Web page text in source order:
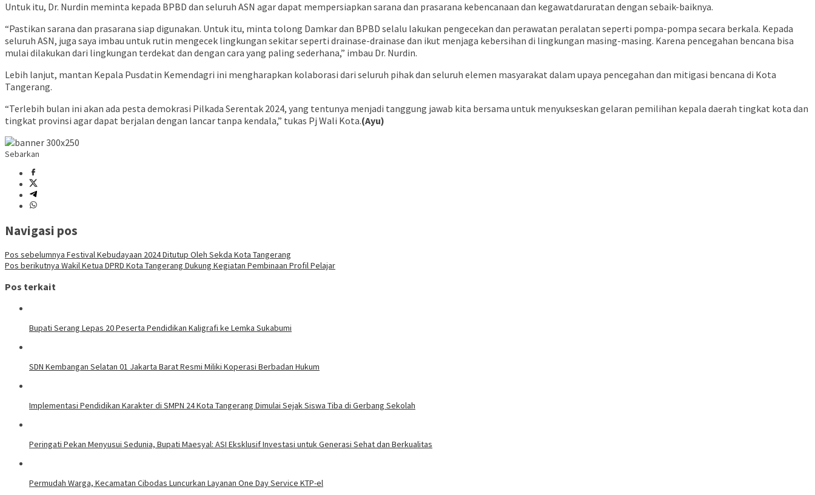
Untuk itu, Dr. Nurdin meminta kepada BPBD dan seluruh ASN agar dapat mempersiapkan sarana dan prasarana kebencanaan dan kegawatdaruratan dengan sebaik-baiknya.
“Pastikan sarana dan prasarana siap digunakan. Untuk itu, minta tolong Damkar dan BPBD selalu lakukan pengecekan dan perawatan peralatan seperti pompa-pompa secara berkala. Kepada
seluruh ASN, juga saya imbau untuk rutin mengecek lingkungan sekitar seperti drainase-drainase dan ikut menjaga kebersihan di lingkungan masing-masing. Karena pencegahan bencana bisa
mulai dilakukan dari lingkungan terdekat dan dengan cara yang paling sederhana,” imbau Dr. Nurdin.
Lebih lanjut, mantan Kepala Pusdatin Kemendagri ini mengharapkan kolaborasi dari seluruh pihak dan seluruh elemen masyarakat dalam upaya pencegahan dan mitigasi bencana di Kota
Tangerang.
“Terlebih bulan ini akan ada pesta demokrasi Pilkada Serentak 2024, yang tentunya menjadi tanggung jawab kita bersama untuk menyukseskan gelaran pemilihan kepala daerah tingkat kota dan
tingkat provinsi agar dapat berjalan dengan lancar tanpa kendala,” tukas Pj Wali Kota.(Ayu)
Sebarkan
Navigasi pos
Pos sebelumnya Festival Kebudayaan 2024 Ditutup Oleh Sekda Kota Tangerang
Pos berikutnya Wakil Ketua DPRD Kota Tangerang Dukung Kegiatan Pembinaan Profil Pelajar
Pos terkait
Bupati Serang Lepas 20 Peserta Pendidikan Kaligrafi ke Lemka Sukabumi
SDN Kembangan Selatan 01 Jakarta Barat Resmi Miliki Koperasi Berbadan Hukum
Implementasi Pendidikan Karakter di SMPN 24 Kota Tangerang Dimulai Sejak Siswa Tiba di Gerbang Sekolah
Peringati Pekan Menyusui Sedunia, Bupati Maesyal: ASI Eksklusif Investasi untuk Generasi Sehat dan Berkualitas
Permudah Warga, Kecamatan Cibodas Luncurkan Layanan One Day Service KTP-el